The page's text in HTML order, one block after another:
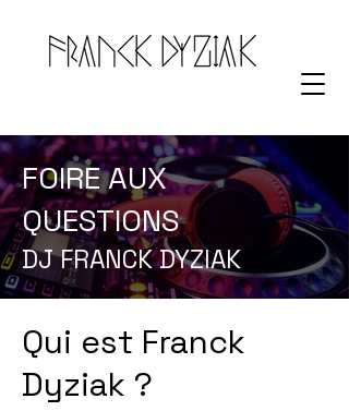
FOIRE AUX
QUESTIONS
DJ FRANCK DYZIAK
Qui est Franck
Dyziak ?